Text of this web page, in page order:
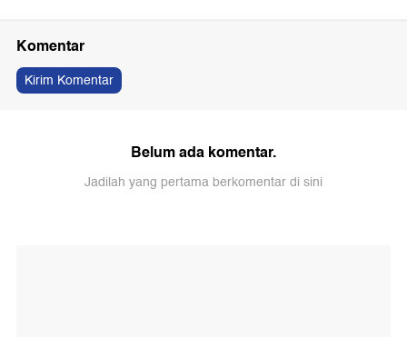
Komentar
Kirim Komentar
Belum ada komentar.
Jadilah yang pertama berkomentar di sini